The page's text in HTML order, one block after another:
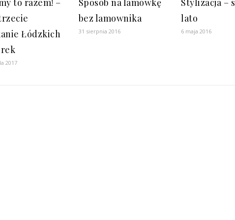
to razem! –
Łódzkich
2017
Sposób na lamówkę
bez lamownika
31 sierpnia 2016
Stylizacja –
lato
6 maja 2016